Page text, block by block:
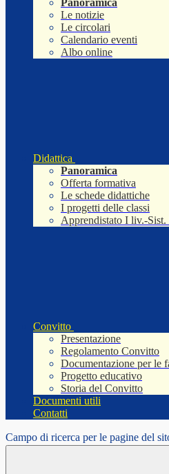
Panoramica
Le notizie
Le circolari
Calendario eventi
Albo online
Didattica
Panoramica
Offerta formativa
Le schede didattiche
I progetti delle classi
Apprendistato I liv.-Sist.
Convitto
Presentazione
Regolamento Convitto
Documentazione per le
Progetto educativo
Storia del Convitto
Documenti utili
Contatti
Campo di ricerca per le pagine del